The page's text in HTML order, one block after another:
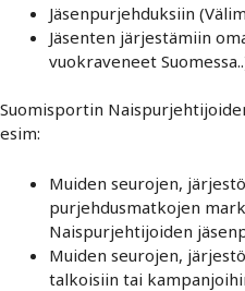
Jäsenpurjehduksiin
Jäsenten järjestämiin
vuokraveneet
Suomisportin
esim:
Muiden seurojen,
purjehdusmatkojen
Naispurjehtijoiden
Muiden seurojen,
talkoisiin tai